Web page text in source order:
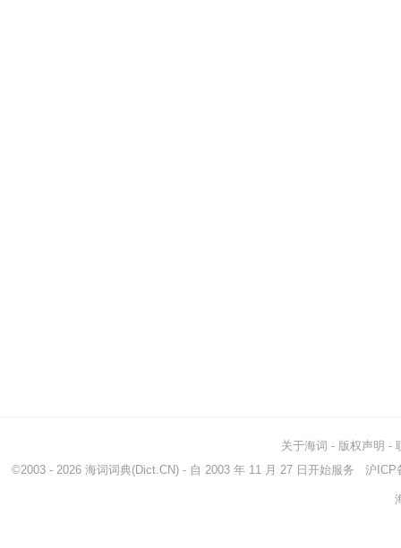
关于海词 - 版权声明 -
©2003 - 2026 海词词典(Dict.CN) - 自 2003 年 11 月 27 日开始服务 沪ICP